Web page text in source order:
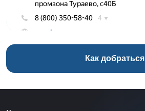
Как добраться